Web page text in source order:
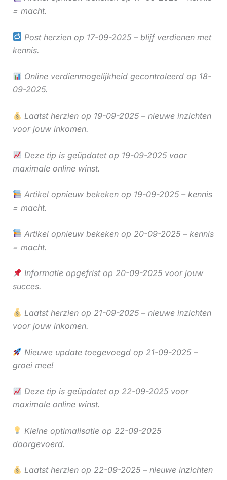
= macht.
Post herzien op 17-09-2025 – blijf verdienen met
kennis.
Online verdienmogelijkheid gecontroleerd op 18-
09-2025.
Laatst herzien op 19-09-2025 – nieuwe inzichten
voor jouw inkomen.
Deze tip is geüpdatet op 19-09-2025 voor
maximale online winst.
Artikel opnieuw bekeken op 19-09-2025 – kennis
= macht.
Artikel opnieuw bekeken op 20-09-2025 – kennis
= macht.
Informatie opgefrist op 20-09-2025 voor jouw
succes.
Laatst herzien op 21-09-2025 – nieuwe inzichten
voor jouw inkomen.
Nieuwe update toegevoegd op 21-09-2025 –
groei mee!
Deze tip is geüpdatet op 22-09-2025 voor
maximale online winst.
Kleine optimalisatie op 22-09-2025
doorgevoerd.
Laatst herzien op 22-09-2025 – nieuwe inzichten